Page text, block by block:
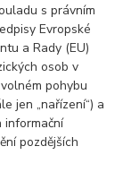
s právním
Evropské
a Rady (EU)
osob v
pohybu
jen „nařízení“) a
informační
pozdějších